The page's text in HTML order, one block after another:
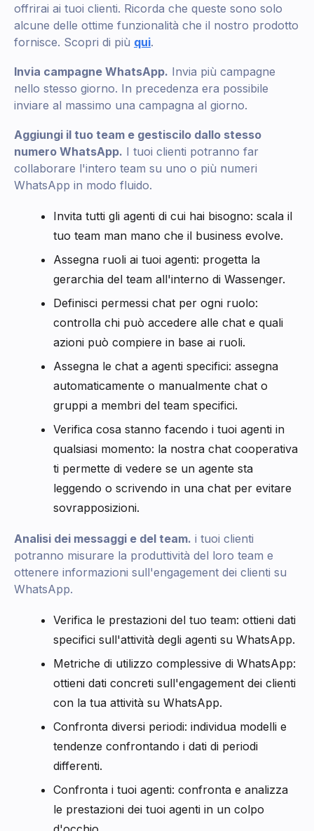
offrirai ai tuoi clienti. Ricorda che queste sono solo
alcune delle ottime funzionalità che il nostro prodotto
fornisce. Scopri di più qui.
Invia campagne WhatsApp. Invia più campagne
nello stesso giorno. In precedenza era possibile
inviare al massimo una campagna al giorno.
Aggiungi il tuo team e gestiscilo dallo stesso
numero WhatsApp. I tuoi clienti potranno far
collaborare l'intero team su uno o più numeri
WhatsApp in modo fluido.
Invita tutti gli agenti di cui hai bisogno: scala il
tuo team man mano che il business evolve.
Assegna ruoli ai tuoi agenti: progetta la
gerarchia del team all'interno di Wassenger.
Definisci permessi chat per ogni ruolo:
controlla chi può accedere alle chat e quali
azioni può compiere in base ai ruoli.
Assegna le chat a agenti specifici: assegna
automaticamente o manualmente chat o
gruppi a membri del team specifici.
Verifica cosa stanno facendo i tuoi agenti in
qualsiasi momento: la nostra chat cooperativa
ti permette di vedere se un agente sta
leggendo o scrivendo in una chat per evitare
sovrapposizioni.
Analisi dei messaggi e del team. i tuoi clienti
potranno misurare la produttività del loro team e
ottenere informazioni sull'engagement dei clienti su
WhatsApp.
Verifica le prestazioni del tuo team: ottieni dati
specifici sull'attività degli agenti su WhatsApp.
Metriche di utilizzo complessive di WhatsApp:
ottieni dati concreti sull'engagement dei clienti
con la tua attività su WhatsApp.
Confronta diversi periodi: individua modelli e
tendenze confrontando i dati di periodi
differenti.
Confronta i tuoi agenti: confronta e analizza
le prestazioni dei tuoi agenti in un colpo